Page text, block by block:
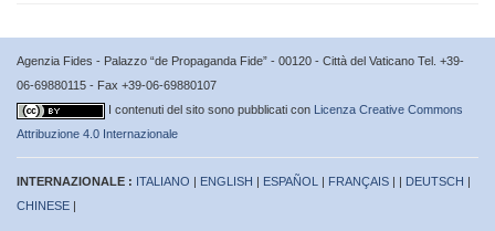
Agenzia Fides - Palazzo “de Propaganda Fide” - 00120 - Città del Vaticano Tel. +39-
06-69880115 - Fax +39-06-69880107
I contenuti del sito sono pubblicati con Licenza Creative Commons
Attribuzione 4.0 Internazionale
INTERNAZIONALE : ITALIANO | ENGLISH | ESPAÑOL | FRANÇAIS | | DEUTSCH |
CHINESE |